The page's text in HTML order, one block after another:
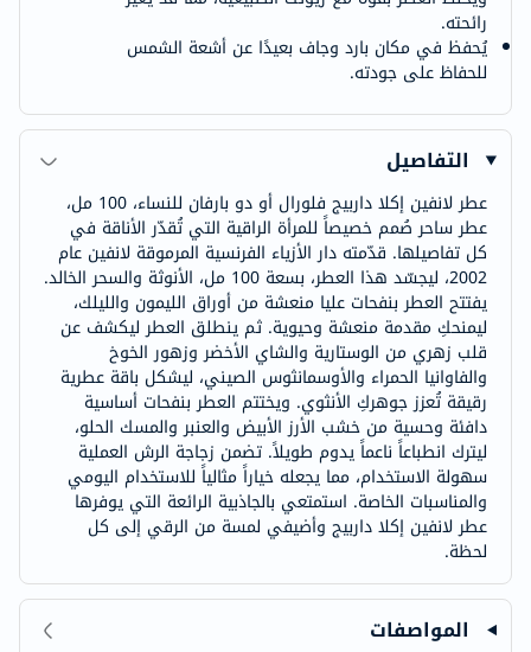
رائحته.
يُحفظ في مكان بارد وجاف بعيدًا عن أشعة الشمس
للحفاظ على جودته.
التفاصيل
عطر لانفين إكلا داربيج فلورال أو دو بارفان للنساء، 100 مل،
عطر ساحر صُمم خصيصاً للمرأة الراقية التي تُقدّر الأناقة في
كل تفاصيلها. قدّمته دار الأزياء الفرنسية المرموقة لانفين عام
2002، ليجسّد هذا العطر، بسعة 100 مل، الأنوثة والسحر الخالد.
يفتتح العطر بنفحات عليا منعشة من أوراق الليمون والليلك،
ليمنحكِ مقدمة منعشة وحيوية. ثم ينطلق العطر ليكشف عن
قلب زهري من الوستارية والشاي الأخضر وزهور الخوخ
والفاوانيا الحمراء والأوسمانثوس الصيني، ليشكل باقة عطرية
رقيقة تُعزز جوهركِ الأنثوي. ويختتم العطر بنفحات أساسية
دافئة وحسية من خشب الأرز الأبيض والعنبر والمسك الحلو،
ليترك انطباعاً ناعماً يدوم طويلاً. تضمن زجاجة الرش العملية
سهولة الاستخدام، مما يجعله خياراً مثالياً للاستخدام اليومي
والمناسبات الخاصة. استمتعي بالجاذبية الرائعة التي يوفرها
عطر لانفين إكلا داربيج وأضيفي لمسة من الرقي إلى كل
لحظة.
المواصفات